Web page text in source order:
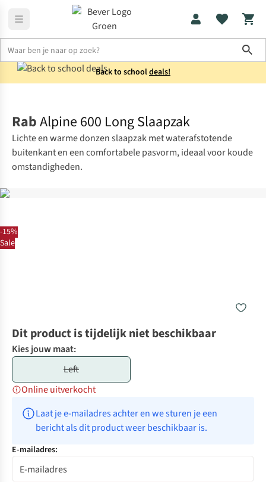
Back to schooldeals!
-15%
Sale
RabAlpine 600 Long Slaapzak
Lichte en warme donzen slaapzak met waterafstotende
buitenkant en een comfortabele pasvorm, ideaal voor koude
omstandigheden.
Dit product is tijdelijk niet beschikbaar
Kies jouw maat:
Left
Online uitverkocht
Laat je e-mailadres achter en we sturen je een
bericht als dit product weer beschikbaar is.
E-mailadres: